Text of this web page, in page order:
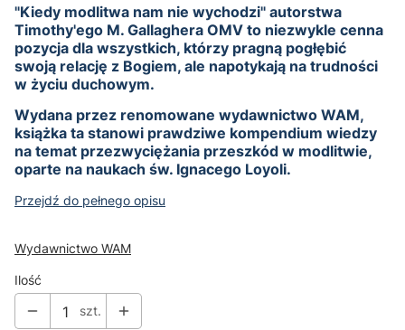
"Kiedy modlitwa nam nie wychodzi" autorstwa
Timothy'ego M. Gallaghera OMV to niezwykle cenna
pozycja dla wszystkich, którzy pragną pogłębić
swoją relację z Bogiem, ale napotykają na trudności
w życiu duchowym.
Wydana przez renomowane wydawnictwo WAM,
książka ta stanowi prawdziwe kompendium wiedzy
na temat przezwyciężania przeszkód w modlitwie,
oparte na naukach św. Ignacego Loyoli.
Przejdź do pełnego opisu
Wydawnictwo WAM
Ilość
szt.